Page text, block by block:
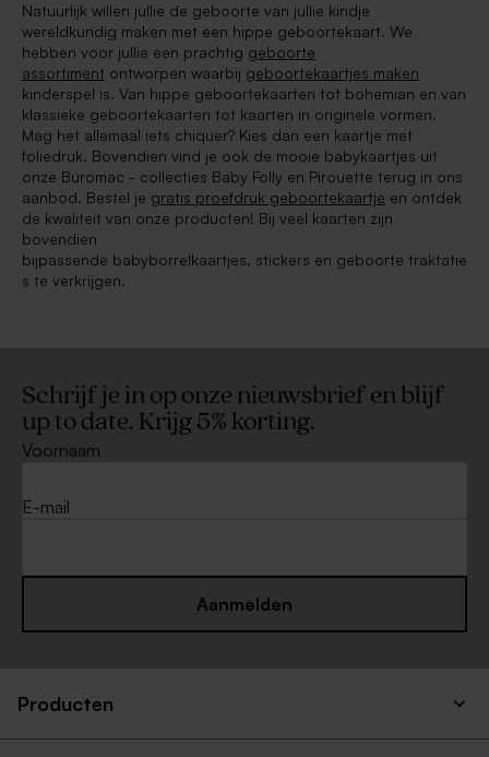
Natuurlijk willen jullie de geboorte van jullie kindje
wereldkundig maken met een hippe geboortekaart. We
hebben voor jullie een prachtig geboorte
assortiment ontworpen waarbij geboortekaartjes maken
kinderspel is. Van hippe geboortekaarten tot bohemian en van
klassieke geboortekaarten tot kaarten in originele vormen.
Mag het allemaal iets chiquer? Kies dan een kaartje met
foliedruk. Bovendien vind je ook de mooie babykaartjes uit
onze Buromac - collecties Baby Folly en Pirouette terug in ons
aanbod. Bestel je gratis proefdruk geboortekaartje en ontdek
de kwaliteit van onze producten! Bij veel kaarten zijn
bovendien
bijpassende babyborrelkaartjes, stickers en geboorte traktatie
s te verkrijgen.
Schrijf je in op onze nieuwsbrief en blijf
up to date. Krijg 5% korting.
Voornaam
E-mail
Aanmelden
Producten